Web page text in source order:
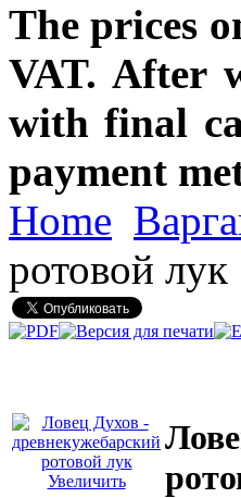
The prices
VAT. After
with final
payment
Home
ротовой лук
Увеличить